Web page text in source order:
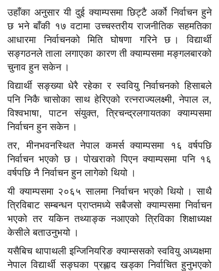
उहाँका अनुसार यी दुई क्याम्पसमा छिट्टै अर्को निर्वाचन हुने
छ भने बाँकी १७ वटामा उच्चस्तरीय राजनीतिक सहमतिका
आधारमा निर्वाचनको मिति घोषणा गरिने छ । विद्यार्थी
सङ्गठनले ताला लगाएका कारण ती क्याम्पसमा मङ्गलबारको
चुनाव हुन सकेन ।
विद्यार्थी सङ्ख्या धेरै रहेका र स्ववियु निर्वाचनको हिसाबले
पनि निकै चासोका साथ हेरिएको रत्नराज्यलक्ष्मी, नेपाल ल,
विश्वभाषा, पाटन संयुक्त, त्रिचन्द्रलगायतका क्याम्पसमा
निर्वाचन हुन सकेन ।
तर, मीनभवनस्थित नेपाल कमर्स क्याम्पसमा १६ वर्षपछि
निर्वाचन भएको छ । पोखराको पिएन क्याम्पसमा पनि १६
वर्षपछि नै निर्वाचन हुन लागेको थियो ।
यी क्याम्पसमा २०६५ सालमा निर्वाचन भएको थियो । साथै
त्रिविबाट सम्बन्धन प्राप्तमध्ये सबैजसो क्याम्पसमा निर्वाचन
भएको तर यकिन तथ्याङ्क नआएको त्रिविका शिक्षाध्यक्ष
केसीले बताउनुभयो ।
यसैबिच थापाथली इन्जिनियरिङ क्याम्ससको स्ववियु अध्यक्षमा
नेपाल विद्यार्थी सङ्घका प्रह्लाद खड्का निर्वाचित हुनुभएको